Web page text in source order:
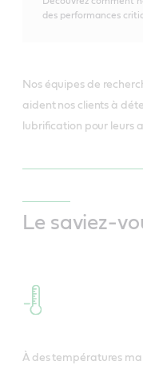
des performances
Nos équipes de
aident nos clients à
lubrification pour leurs
Le saviez-
À des températures